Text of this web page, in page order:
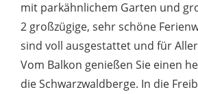
mit parkähnlichem Garten und
2 großzügige, sehr schöne
sind voll ausgestattet und für
Vom Balkon genießen Sie einen
die Schwarzwaldberge. In die